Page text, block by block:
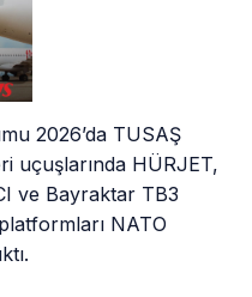
2026’da TUSAŞ
uçuşlarında HÜRJET,
ve Bayraktar TB3
NATO